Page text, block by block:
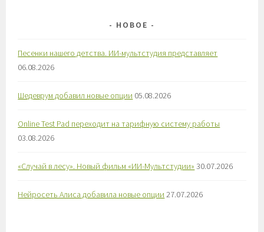
НОВОЕ
Песенки нашего детства. ИИ-мультстудия представляет
06.08.2026
Шедеврум добавил новые опции 05.08.2026
Online Test Pad переходит на тарифную систему работы
03.08.2026
«Случай в лесу». Новый фильм «ИИ-Мультстудии» 30.07.2026
Нейросеть Алиса добавила новые опции 27.07.2026